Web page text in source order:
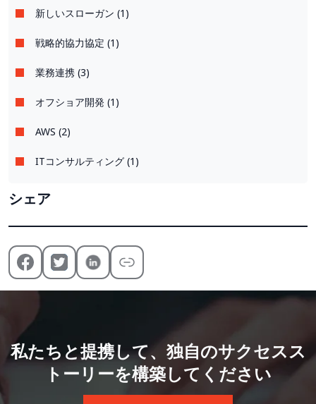
新しいスローガン (1)
戦略的協力協定 (1)
業務連携 (3)
オフショア開発 (1)
AWS (2)
ITコンサルティング (1)
シェア
私たちと提携して、独自のサクセスス
トーリーを構築してください